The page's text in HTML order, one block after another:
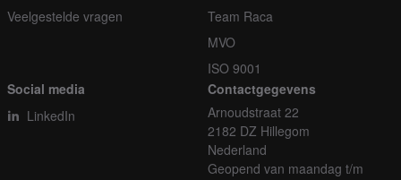
Veelgestelde vragen
Team Raca
MVO
ISO 9001
Social media
LinkedIn
Contactgegevens
Arnoudstraat 22
2182 DZ Hillegom
Nederland
Geopend van maandag t/m